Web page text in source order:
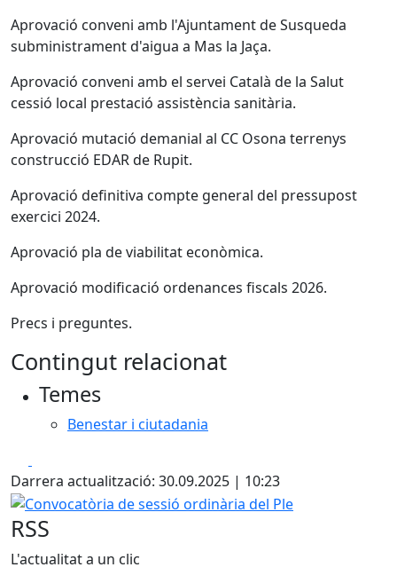
Aprovació conveni amb l'Ajuntament de Susqueda
subministrament d'aigua a Mas la Jaça.
Aprovació conveni amb el servei Català de la Salut
cessió local prestació assistència sanitària.
Aprovació mutació demanial al CC Osona terrenys
construcció EDAR de Rupit.
Aprovació definitiva compte general del pressupost
exercici 2024.
Aprovació pla de viabilitat econòmica.
Aprovació modificació ordenances fiscals 2026.
Precs i preguntes.
Contingut relacionat
Temes
Benestar i ciutadania
Darrera actualització: 30.09.2025 | 10:23
Convocatòria de sessió ordinària del Ple
RSS
L'actualitat a un clic